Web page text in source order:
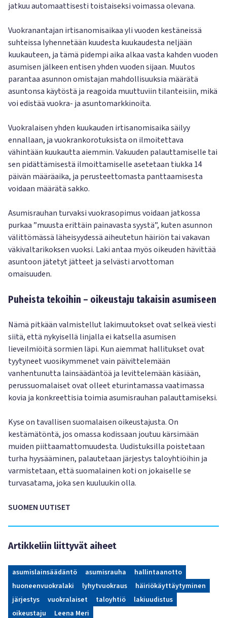
jatkuu automaattisesti toistaiseksi voimassa olevana.
Vuokranantajan irtisanomisaikaa yli vuoden kestäneissä
suhteissa lyhennetään kuudesta kuukaudesta neljään
kuukauteen, ja tämä pidempi aika alkaa vasta kahden vuoden
asumisen jälkeen entisen yhden vuoden sijaan. Muutos
parantaa asunnon omistajan mahdollisuuksia määrätä
asuntonsa käytöstä ja reagoida muuttuviin tilanteisiin, mikä
voi edistää vuokra- ja asuntomarkkinoita.
Vuokralaisen yhden kuukauden irtisanomisaika säilyy
ennallaan, ja vuokrankorotuksista on ilmoitettava
vähintään kuukautta aiemmin. Vakuuden palauttamiselle tai
sen pidättämisestä ilmoittamiselle asetetaan tiukka 14
päivän määräaika, ja perusteettomasta panttaamisesta
voidaan määrätä sakko.
Asumisrauhan turvaksi vuokrasopimus voidaan jatkossa
purkaa ”muusta erittäin painavasta syystä”, kuten asunnon
välittömässä läheisyydessä aiheutetun häiriön tai vakavan
väkivaltarikoksen vuoksi. Laki antaa myös oikeuden hävittää
asuntoon jätetyt jätteet ja selvästi arvottoman
omaisuuden.
Puheista tekoihin – oikeustaju takaisin asumiseen
Nämä pitkään valmistellut lakimuutokset ovat selkeä viesti
siitä, että nykyisellä linjalla ei katsella asumisen
lieveilmiöitä sormien läpi. Kun aiemmat hallitukset ovat
tyytyneet vuosikymmenet vain päivittelemään
vanhentunutta lainsäädäntöä ja levittelemään käsiään,
perussuomalaiset ovat olleet eturintamassa vaatimassa
kovia ja konkreettisia toimia asumisrauhan palauttamiseksi.
Kyse on tavallisen suomalaisen oikeustajusta. On
kestämätöntä, jos omassa kodissaan joutuu kärsimään
muiden piittaamattomuudesta. Uudistuksilla poistetaan
turha hyysääminen, palautetaan järjestys taloyhtiöihin ja
varmistetaan, että suomalainen koti on jokaiselle se
turvasatama, joka sen kuuluukin olla.
SUOMEN UUTISET
Artikkeliin liittyvät aiheet
asumislainsäädäntö asumisrauha
hallintaanotto
huoneenvuokralaki
lyhytvuokraus
häiriökäyttäytyminen
järjestys
vuokralaiset taloyhtiö
lakiuudistus
oikeustaju
Leena Meri